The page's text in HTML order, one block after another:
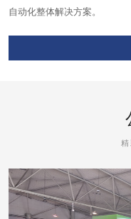
自动化整体解决方案。